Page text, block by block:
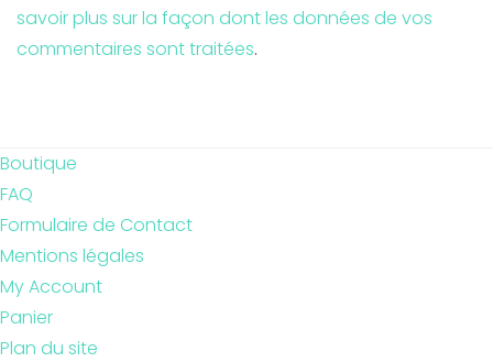
savoir plus sur la façon dont les données de vos
commentaires sont traitées.
Boutique
FAQ
Formulaire de Contact
Mentions légales
My Account
Panier
Plan du site